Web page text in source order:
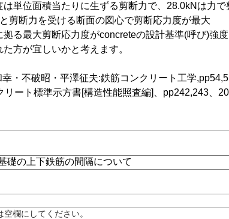
単位面積当たりに生ずる剪断力で、28.0kNは力
剪断力を受ける断面の図心で剪断応力度が最大
拠る最大剪断応力度がconcreteの設計基準(呼び)強
方が宜しいかと考えます。
・不破昭・平澤征夫:鉄筋コンクリート工学
リート標準示方書[構造性能照査編]、pp242,243、
欄にしてください。